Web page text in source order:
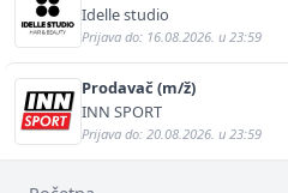
Idelle studio
Prijava do: 16.08.2026. u 23:59
Prodavač (m/ž)
INN SPORT
Prijava do: 20.08.2026. u 23:59